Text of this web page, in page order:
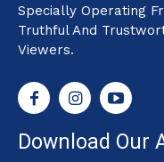
Specially Operating
Truthful And
Viewers.
Download Our